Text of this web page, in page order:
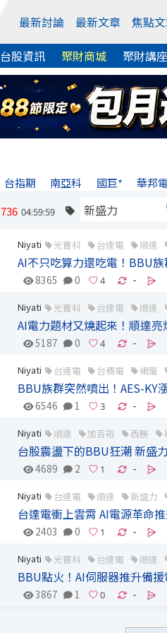
最新討論 最新文章 焦點
台股資訊 聚財商城 聚財講座
台指期 南亞科 國巨* 華邦
736 04:59:59
Niyati 光寶科 台達電 順達
AI不只吃算力還吃電！BBU
8365 0 -
Niyati 光寶科 台達電 順達
AI電力題材又燒起來！順達
5187 0 -
Niyati 台達電 台積電 網龍
BBU族群突然噴出！AES-KY
6546 1 -
Niyati 順達 加百裕 西勝
台股震盪下的BBU狂潮 新盛
4689 2 -
Niyati 台達電 順達 新盛力
台達電衝上雲霄 AI電源革命
2403 0 -
Niyati 光寶科 台達電 順達
BBU點火！AI伺服器推升備
3867 1 -